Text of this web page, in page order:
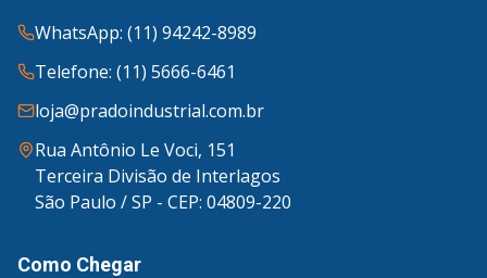
WhatsApp: (11) 94242-8989
Telefone: (11) 5666-6461
loja@pradoindustrial.com.br
Rua Antônio Le Voci, 151
Terceira Divisão de Interlagos
São Paulo / SP - CEP: 04809-220
Como Chegar